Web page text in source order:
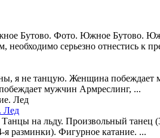
Бутово. Фото. Южное Бутово.
необходимо серьезно отнестись к
я не танцую. Женщина побеждает
мужчин Армреслинг, ...
Лед
на льду. Произвольный
я разминки). Фигурное катание. ...